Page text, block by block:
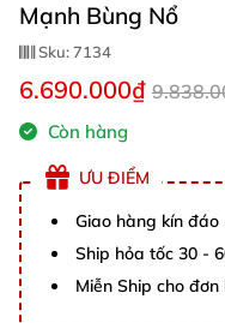
Mạnh Bùng Nổ
Sku:7134
6.690.000₫
Còn hàng
ƯU ĐIỂM
Giao hàng kín đáo
Ship hỏa tốc 30 -
Miễn Ship cho